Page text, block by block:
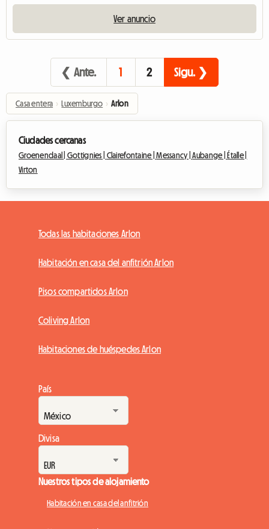
Ver anuncio
❮ Ante. 1 2 Sigu. ❯
Casa entera › Luxemburgo › Arlon
Ciudades cercanas
Groenendaal | Gottignies | Clairefontaine |Messancy |Aubange |
Étalle |
Virton
Todas las habitaciones Arlon
Habitación en casa del anfitrión Arlon
Pisos compartidos Arlon
Coliving Arlon
Habitaciones de huéspedes Arlon
País
Divisa
Nuestros tipos de alojamiento
Habitación en casa del anfitrión